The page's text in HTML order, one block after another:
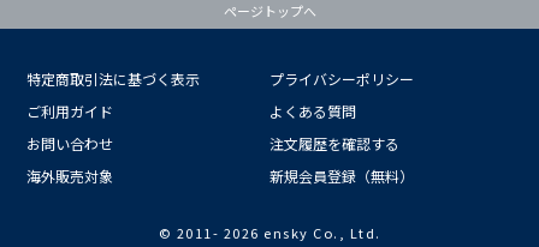
ページトップへ
特定商取引法に基づく表示
プライバシーポリシー
ご利用ガイド
よくある質問
お問い合わせ
注文履歴を確認する
海外販売対象
新規会員登録（無料）
© 2011- 2026 ensky Co., Ltd.